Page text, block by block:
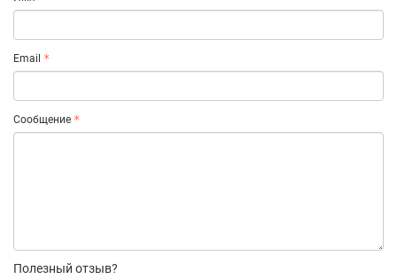
Email
Сообщение
Полезный отзыв?